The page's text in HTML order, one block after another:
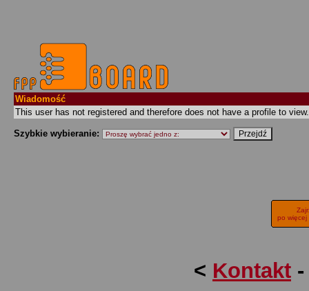
Wiadomość
This user has not registered and therefore does not have a profile to view.
Szybkie wybieranie:
po więcej
< Kontakt